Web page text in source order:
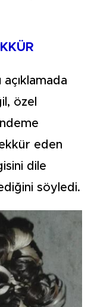
açıklamada
özel
eden
dile
söyledi.